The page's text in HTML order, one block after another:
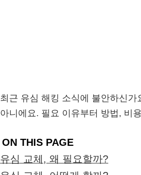
최근 유심 해킹 소식에 불안하신
아니에요. 필요 이유부터 방법, 비
ON THIS PAGE
유심 교체, 왜 필요할까?